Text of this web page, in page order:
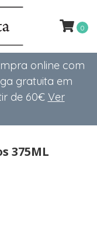
online com
gratuita em
de 60€ Ver
0
375ML